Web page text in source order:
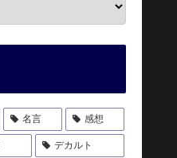
名言 感想
デカルト